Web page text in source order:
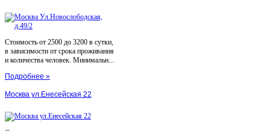
Стоимость от 2500 до 3200 в сутки,
в зависимости от срока проживания
и количества человек. Минимальн...
Подробнее »
Москва ул.Енесейская 22